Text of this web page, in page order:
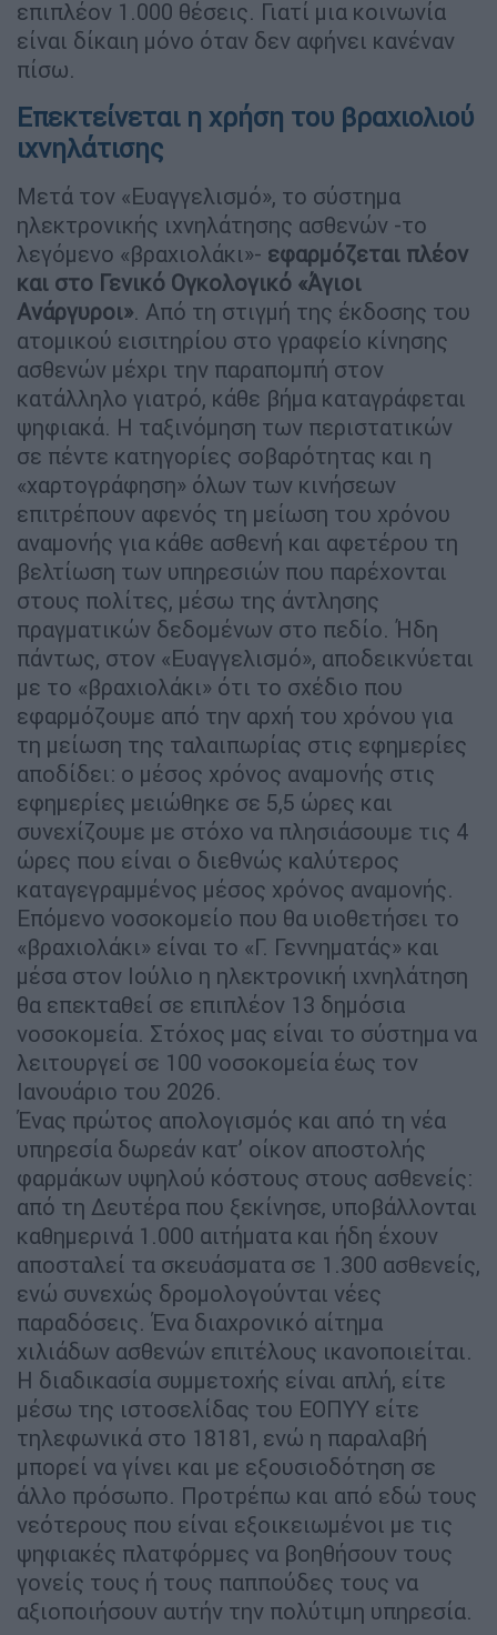
επιπλέον 1.000 θέσεις. Γιατί μια κοινωνία
είναι δίκαιη μόνο όταν δεν αφήνει κανέναν
πίσω.
Επεκτείνεται η χρήση του βραχιολιού
ιχνηλάτισης
Μετά τον «Ευαγγελισμό», το σύστημα
ηλεκτρονικής ιχνηλάτησης ασθενών -το
λεγόμενο «βραχιολάκι»- εφαρμόζεται πλέον
και στο Γενικό Ογκολογικό «Άγιοι
Ανάργυροι». Από τη στιγμή της έκδοσης του
ατομικού εισιτηρίου στο γραφείο κίνησης
ασθενών μέχρι την παραπομπή στον
κατάλληλο γιατρό, κάθε βήμα καταγράφεται
ψηφιακά. Η ταξινόμηση των περιστατικών
σε πέντε κατηγορίες σοβαρότητας και η
«χαρτογράφηση» όλων των κινήσεων
επιτρέπουν αφενός τη μείωση του χρόνου
αναμονής για κάθε ασθενή και αφετέρου τη
βελτίωση των υπηρεσιών που παρέχονται
στους πολίτες, μέσω της άντλησης
πραγματικών δεδομένων στο πεδίο. Ήδη
πάντως, στον «Ευαγγελισμό», αποδεικνύεται
με το «βραχιολάκι» ότι το σχέδιο που
εφαρμόζουμε από την αρχή του χρόνου για
τη μείωση της ταλαιπωρίας στις εφημερίες
αποδίδει: ο μέσος χρόνος αναμονής στις
εφημερίες μειώθηκε σε 5,5 ώρες και
συνεχίζουμε με στόχο να πλησιάσουμε τις 4
ώρες που είναι ο διεθνώς καλύτερος
καταγεγραμμένος μέσος χρόνος αναμονής.
Επόμενο νοσοκομείο που θα υιοθετήσει το
«βραχιολάκι» είναι το «Γ. Γεννηματάς» και
μέσα στον Ιούλιο η ηλεκτρονική ιχνηλάτηση
θα επεκταθεί σε επιπλέον 13 δημόσια
νοσοκομεία. Στόχος μας είναι το σύστημα να
λειτουργεί σε 100 νοσοκομεία έως τον
Ιανουάριο του 2026.
Ένας πρώτος απολογισμός και από τη νέα
υπηρεσία δωρεάν κατ’ οίκον αποστολής
φαρμάκων υψηλού κόστους στους ασθενείς:
από τη Δευτέρα που ξεκίνησε, υποβάλλονται
καθημερινά 1.000 αιτήματα και ήδη έχουν
αποσταλεί τα σκευάσματα σε 1.300 ασθενείς,
ενώ συνεχώς δρομολογούνται νέες
παραδόσεις. Ένα διαχρονικό αίτημα
χιλιάδων ασθενών επιτέλους ικανοποιείται.
Η διαδικασία συμμετοχής είναι απλή, είτε
μέσω της ιστοσελίδας του ΕΟΠΥΥ είτε
τηλεφωνικά στο 18181, ενώ η παραλαβή
μπορεί να γίνει και με εξουσιοδότηση σε
άλλο πρόσωπο. Προτρέπω και από εδώ τους
νεότερους που είναι εξοικειωμένοι με τις
ψηφιακές πλατφόρμες να βοηθήσουν τους
γονείς τους ή τους παππούδες τους να
αξιοποιήσουν αυτήν την πολύτιμη υπηρεσία.